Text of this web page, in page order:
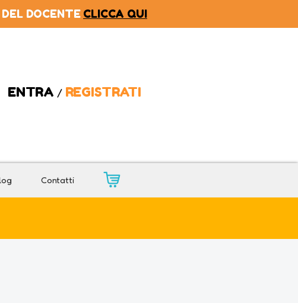
DOCENTE CLICCA QUI
ENTRA / REGISTRATI
Contatti